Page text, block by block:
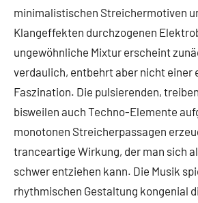
minimalistischen Streichermotiven
Klangeffekten durchzogenen
ungewöhnliche Mixtur erscheint
verdaulich, entbehrt aber nicht einer
Faszination. Die pulsierenden,
bisweilen auch Techno-Elemente
monotonen Streicherpassagen
tranceartige Wirkung, der man sich
schwer entziehen kann. Die Musik
rhythmischen Gestaltung kongenial